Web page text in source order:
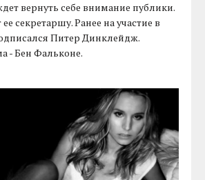
вернуть себе внимание публики.
секретаршу. Ранее на участие в
Питер Динклейдж.
- Бен Фальконе.